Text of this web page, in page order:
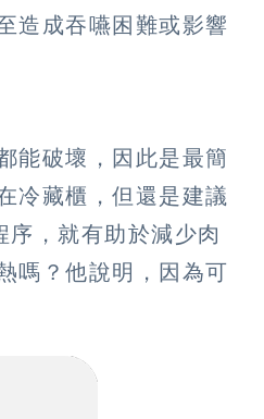
造成吞嚥困難或影響
能破壞，因此是最簡
冷藏櫃，但還是建議
序，就有助於減少肉
嗎？他說明，因為可